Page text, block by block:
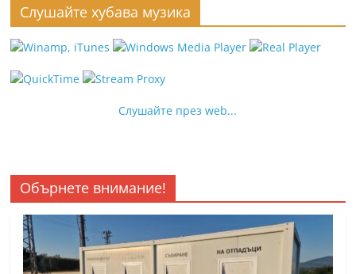
Слушайте хубава музика
Слушайте през web...
Обърнете внимание!